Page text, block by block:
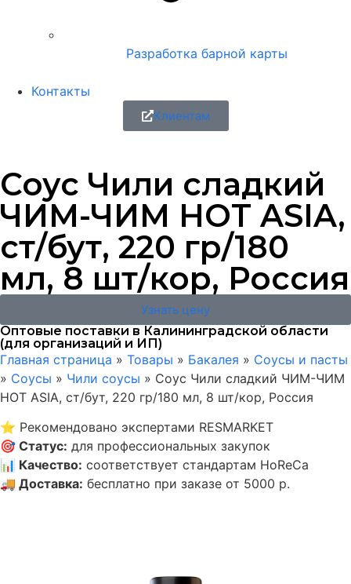
Разработка барной карты
Контакты
Клиентам
Соус Чили сладкий
ЧИМ-ЧИМ HOT ASIA,
ст/бут, 220 гр/180
мл, 8 шт/кор, Россия
Узнать цену
Оптовые поставки в Калининградской области
(для организаций и ИП)
Главная страница » Товары » Бакалея » Соусы и пасты
» Соусы » Чили соусы » Соус Чили сладкий ЧИМ-ЧИМ
HOT ASIA, ст/бут, 220 гр/180 мл, 8 шт/кор, Россия
⭐ Рекомендовано экспертами RESMARKET
🎯 Статус: для профессиональных закупок
📊 Качество: соответствует стандартам HoReCa
🚚 Доставка: бесплатно при заказе от 5000 р.